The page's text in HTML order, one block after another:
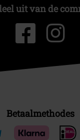
uit van de
Betaalmethodes